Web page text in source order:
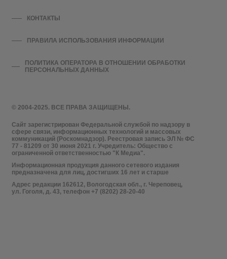
© 2004-2025. ВСЕ ПРАВА ЗАЩИЩЕНЫ.
Сайт зарегистрирован Федеральной службой по надзору в
сфере связи, информационных технологий и массовых
коммуникаций (Роскомнадзор). Реестровая запись ЭЛ № ФС
77 - 81209 от 30 июня 2021 г. Учредитель: Общество с
ограниченной ответственностью "К Медиа".
Информационная продукция данного сетевого издания
предназначена для лиц, достигших 16 лет и старше
Адрес редакции 162612, Вологодская обл., г. Череповец,
ул. Гоголя, д. 43, телефон +7 (8202) 28-20-40
КОНТАКТЫ
ПРАВИЛА ИСПОЛЬЗОВАНИЯ ИНФОРМАЦИИ
ПОЛИТИКА ОПЕРАТОРА В ОТНОШЕНИИ ОБРАБОТКИ
ПЕРСОНАЛЬНЫХ ДАННЫХ